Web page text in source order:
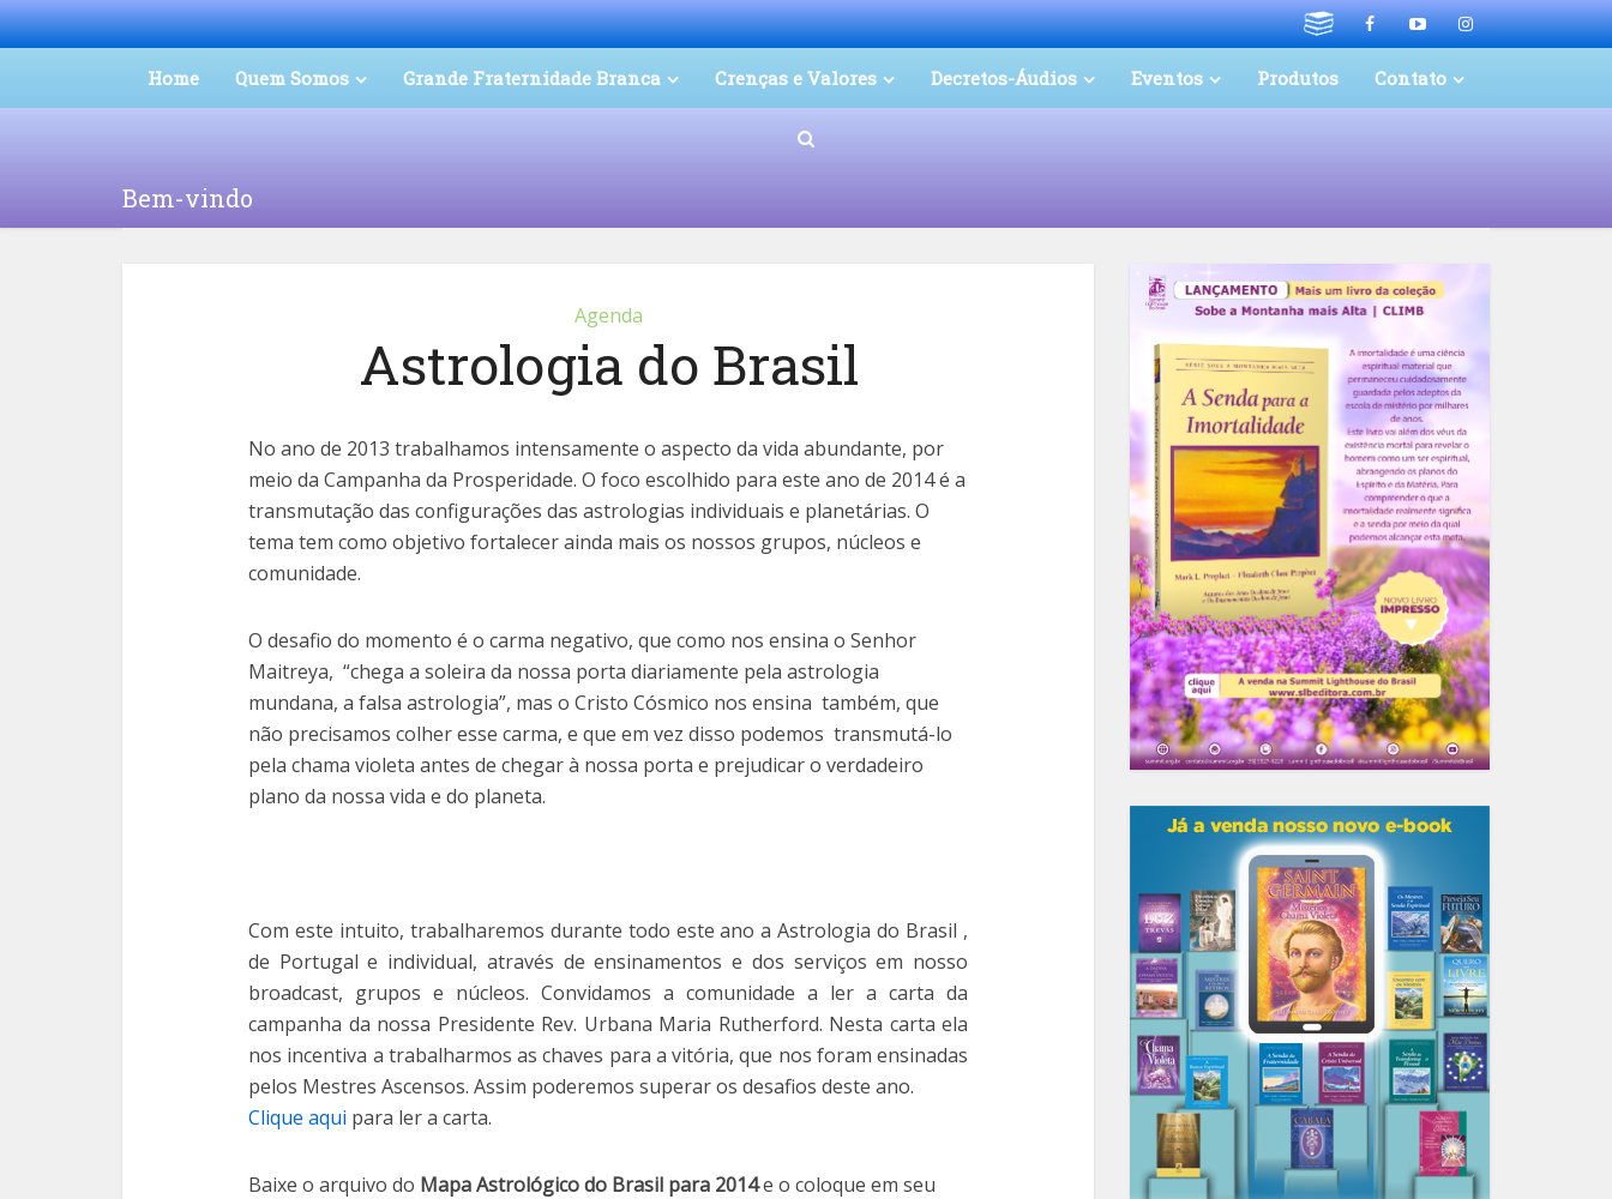
Home Quem Somos Grande Fraternidade Branca Crenças e Valores Decretos-Áudios Eventos Produtos Contato
Bem-vindo
Agenda
Astrologia do Brasil
No ano de 2013 trabalhamos intensamente o aspecto da vida abundante, por
meio da Campanha da Prosperidade. O foco escolhido para este ano de 2014 é a
transmutação das configurações das astrologias individuais e planetárias. O
tema tem como objetivo fortalecer ainda mais os nossos grupos, núcleos e
comunidade.
O desafio do momento é o carma negativo, que como nos ensina o Senhor
Maitreya, “chega a soleira da nossa porta diariamente pela astrologia
mundana, a falsa astrologia”, mas o Cristo Cósmico nos ensina também, que
não precisamos colher esse carma, e que em vez disso podemos transmutá-lo
pela chama violeta antes de chegar à nossa porta e prejudicar o verdadeiro
plano da nossa vida e do planeta.
Com este intuito, trabalharemos durante todo este ano a Astrologia do Brasil ,
de Portugal e individual, através de ensinamentos e dos serviços em nosso
broadcast, grupos e núcleos. Convidamos a comunidade a ler a carta da
campanha da nossa Presidente Rev. Urbana Maria Rutherford. Nesta carta ela
nos incentiva a trabalharmos as chaves para a vitória, que nos foram ensinadas
pelos Mestres Ascensos. Assim poderemos superar os desafios deste ano.
Clique aqui para ler a carta.
Baixe o arquivo do Mapa Astrológico do Brasil para 2014e o coloque em seu